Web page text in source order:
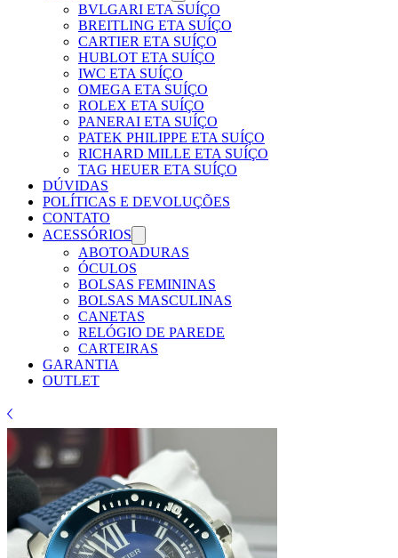
BVLGARI ETA SUÍÇO
BREITLING ETA SUÍÇO
CARTIER ETA SUÍÇO
HUBLOT ETA SUÍÇO
IWC ETA SUÍÇO
OMEGA ETA SUÍÇO
ROLEX ETA SUÍÇO
PANERAI ETA SUÍÇO
PATEK PHILIPPE ETA SUÍÇO
RICHARD MILLE ETA SUÍÇO
TAG HEUER ETA SUÍÇO
DÚVIDAS
POLÍTICAS E DEVOLUÇÕES
CONTATO
ACESSÓRIOS
ABOTOADURAS
ÓCULOS
BOLSAS FEMININAS
BOLSAS MASCULINAS
CANETAS
RELÓGIO DE PAREDE
CARTEIRAS
GARANTIA
OUTLET